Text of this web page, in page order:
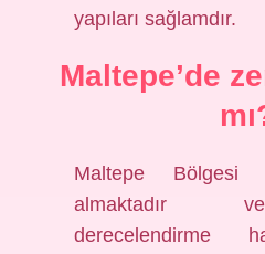
yapıları sağlamdır.
Maltepe’de
Maltepe Bölgesi
almaktadır
derecelendirme